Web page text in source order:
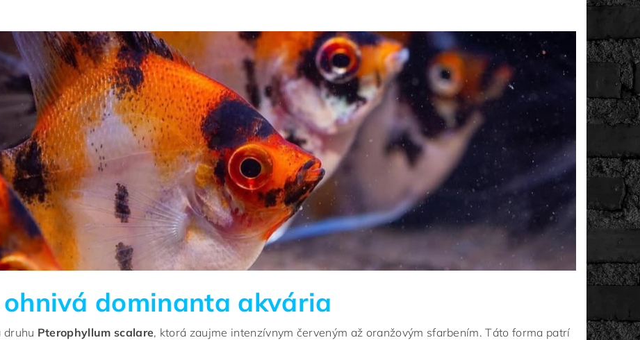
dominanta akvária
druhu Pterophyllum scalare, ktorá zaujme intenzívnym červeným až oranžovým sfarbením. Táto forma patrí